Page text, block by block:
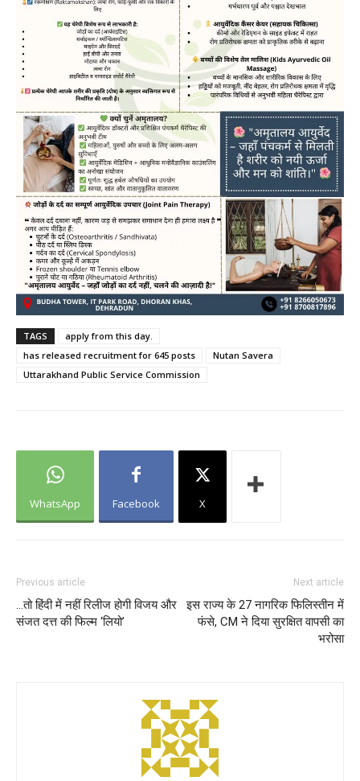
TAGS
apply from this day.
has released recruitment for 645 posts
Nutan Savera
Uttarakhand Public Service Commission
WhatsApp Facebook X
Previous article
…तो हिंदी में नहीं रिलीज होगी विजय और
संजत दत्त की फिल्म ‘लियो’
Next article
इस राज्य के 27 नागरिक फिलिस्तीन में
फंसे, CM ने दिया सुरक्षित वापसी का
भरोसा